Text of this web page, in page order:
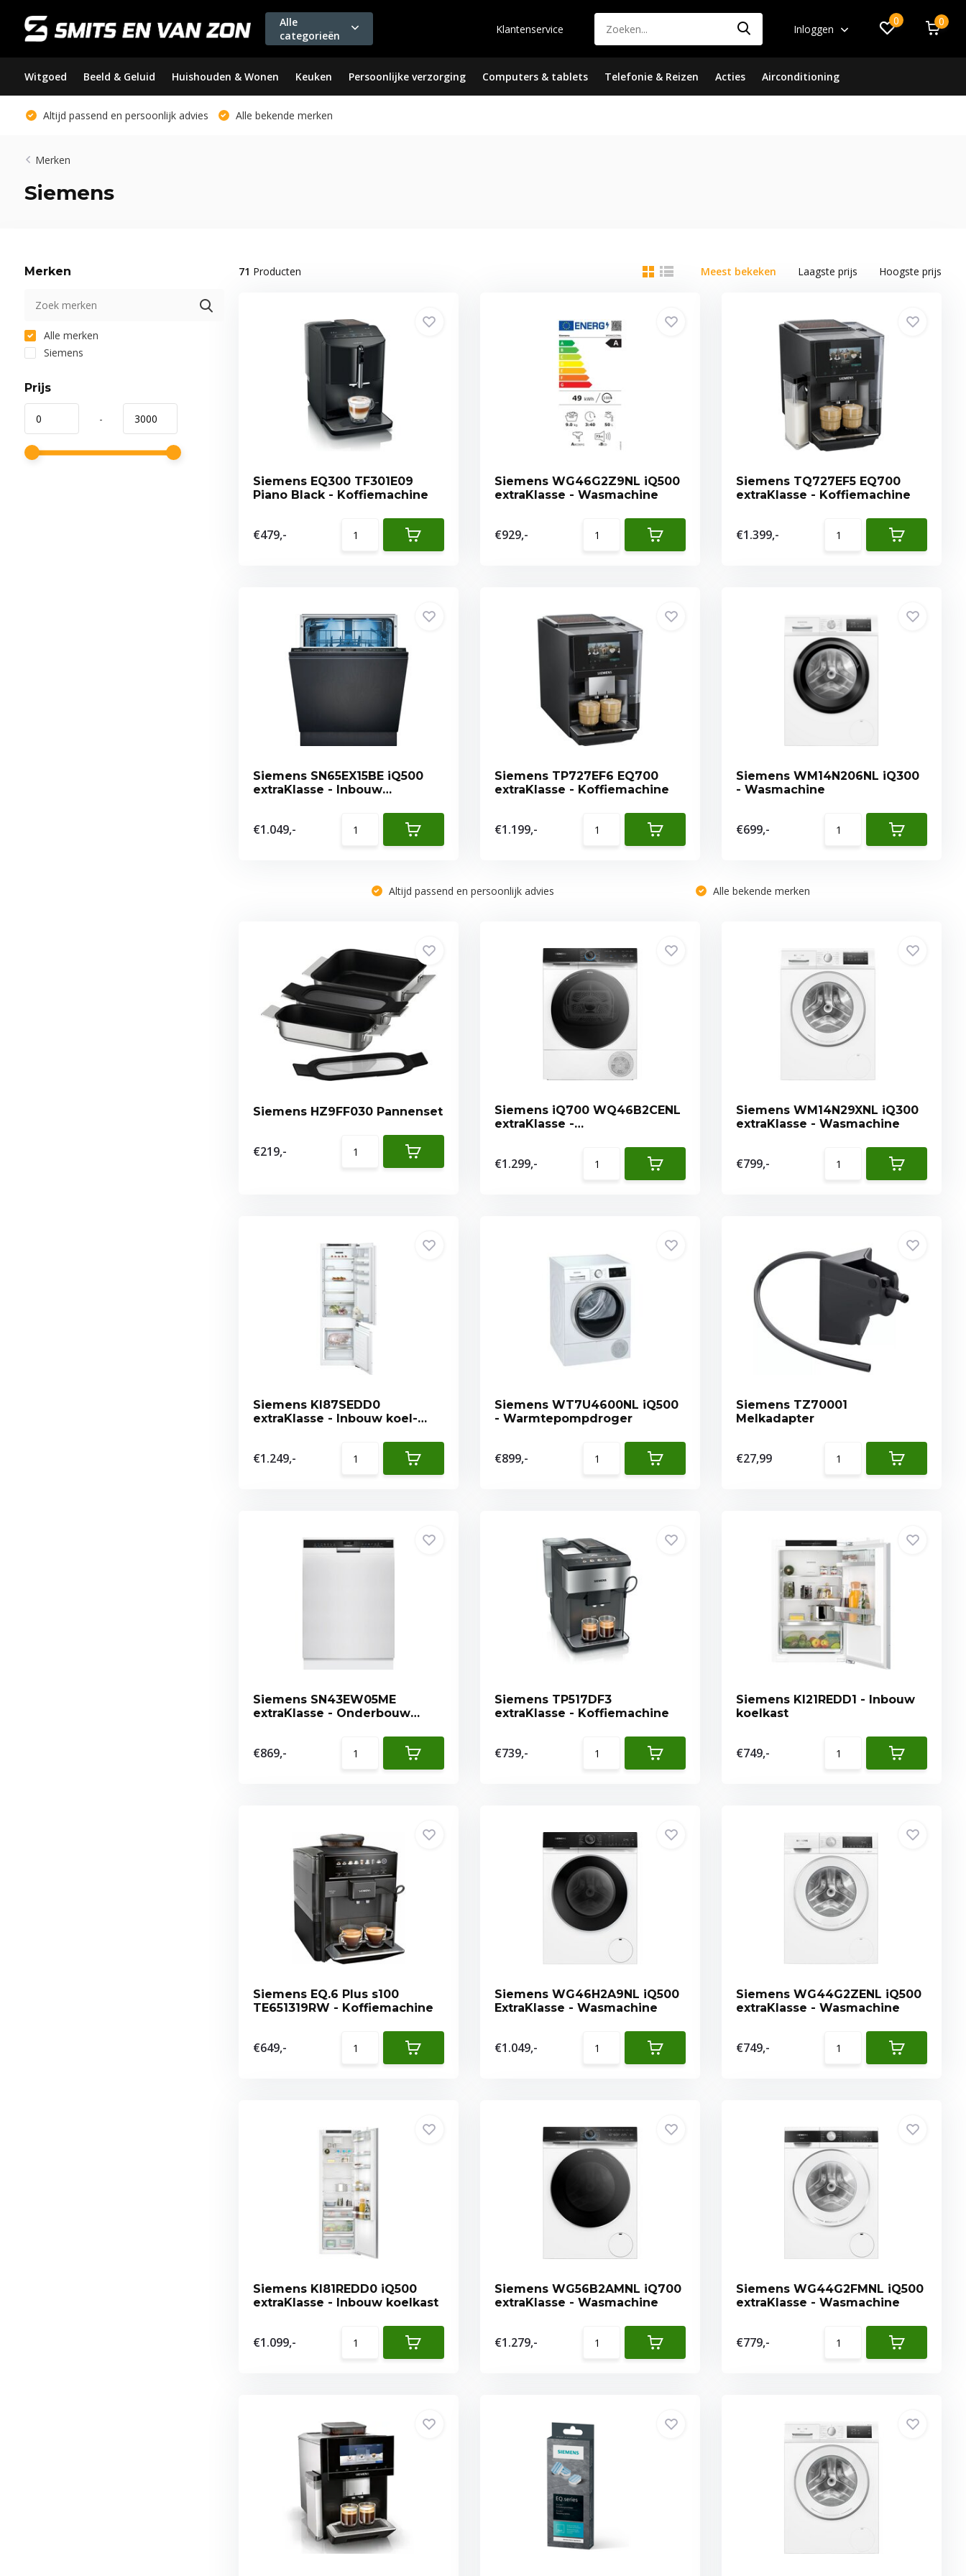
Alle
categorieën
Klantenservice Inloggen
0 0
Witgoed Beeld & Geluid Huishouden & Wonen Keuken Persoonlijke verzorging Computers & tablets Telefonie & Reizen Acties Airconditioning
Altijd passend en persoonlijk advies Alle bekende merken
Merken
Siemens
Merken
Alle merken
Siemens
Prijs
-
71 Producten Meest bekeken Laagste prijs Hoogste prijs
Siemens EQ300 TF301E09
Piano Black - Koffiemachine
€479,-
Siemens WG46G2Z9NL iQ500
extraKlasse - Wasmachine
€929,-
Siemens TQ727EF5 EQ700
extraKlasse - Koffiemachine
€1.399,-
Siemens SN65EX15BE iQ500
extraKlasse - Inbouw
€1.049,-
Siemens TP727EF6 EQ700
extraKlasse - Koffiemachine
€1.199,-
Siemens WM14N206NL iQ300
- Wasmachine
€699,-
Altijd passend en persoonlijk advies Alle bekende merken
Siemens HZ9FF030 Pannenset
€219,-
Siemens iQ700 WQ46B2CENL
extraKlasse -
€1.299,-
Siemens WM14N29XNL iQ300
extraKlasse - Wasmachine
€799,-
Siemens KI87SEDD0
extraKlasse - Inbouw koel-
€1.249,-
Siemens WT7U4600NL iQ500
- Warmtepompdroger
€899,-
Siemens TZ70001
Melkadapter
€27,99
Siemens SN43EW05ME
extraKlasse - Onderbouw
€869,-
Siemens TP517DF3
extraKlasse - Koffiemachine
€739,-
Siemens KI21REDD1 - Inbouw
koelkast
€749,-
Siemens EQ.6 Plus s100
TE651319RW - Koffiemachine
€649,-
Siemens WG46H2A9NL iQ500
ExtraKlasse - Wasmachine
€1.049,-
Siemens WG44G2ZENL iQ500
extraKlasse - Wasmachine
€749,-
Siemens KI81REDD0 iQ500
extraKlasse - Inbouw koelkast
€1.099,-
Siemens WG56B2AMNL iQ700
extraKlasse - Wasmachine
€1.279,-
Siemens WG44G2FMNL iQ500
extraKlasse - Wasmachine
€779,-